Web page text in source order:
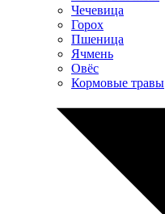
Чечевица
Горох
Пшеница
Ячмень
Овёс
Кормовые травы